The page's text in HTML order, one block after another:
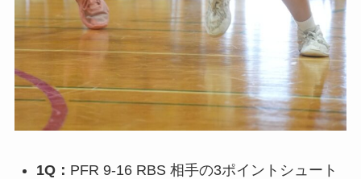
1Q： PFR 9-16 RBS 相手の3ポイントシュート